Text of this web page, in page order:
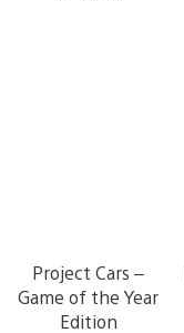
Project Cars –
Game of the Year
Edition